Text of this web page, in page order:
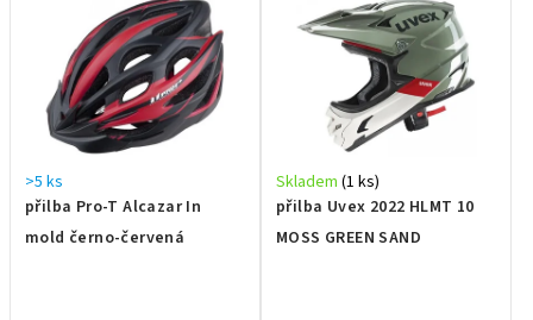
přilba Pro-T Alcazar In
mold černo-červená
>5 ks
přilba Uvex 2022 HLMT 10
MOSS GREEN SAND
Skladem (1 ks)